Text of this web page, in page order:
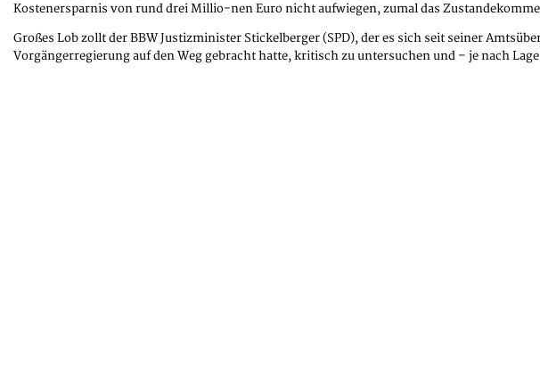
Kostenersparnis von rund drei Millio-nen Euro nicht aufwiegen, zumal das
Großes Lob zollt der BBW Justizminister Stickelberger (SPD), der es sich seit seiner
Vorgängerregierung auf den Weg gebracht hatte, kritisch zu untersuchen und – je nach